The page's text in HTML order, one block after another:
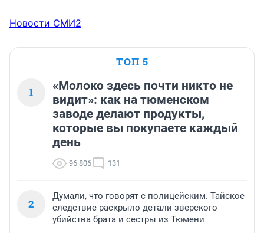
Новости СМИ2
ТОП 5
1
«Молоко здесь почти никто не
видит»: как на тюменском
заводе делают продукты,
которые вы покупаете каждый
день
96 806 131
2
Думали, что говорят с полицейским. Тайское
следствие раскрыло детали зверского
убийства брата и сестры из Тюмени